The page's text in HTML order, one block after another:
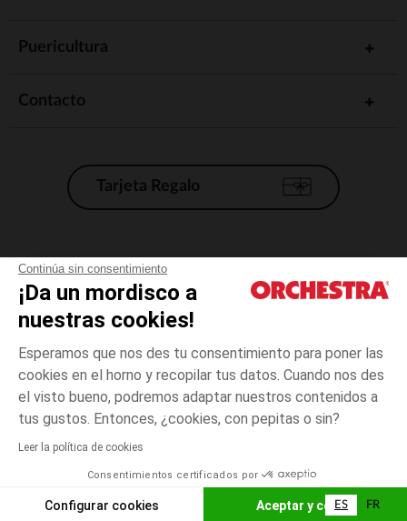
Continúa sin consentimiento
¡Da un mordisco a
nuestras cookies!
Esperamos que nos des tu consentimiento para poner las
cookies en el horno y recopilar tus datos. Cuando nos des
el visto bueno, podremos adaptar nuestros contenidos a
tus gustos. Entonces, ¿cookies, con pepitas o sin?
Leer la política de cookies
Consentimientos certificados por
Configurar cookies Aceptar y cerrar
Naranja
talla
unica
El pago medidante
ELIGE UNA TALLA
Puericultura
Contacto
Tarjeta Regalo
Condiciones generales de venta
Aviso Legal
*Condiciones de las ofertas actuales
Gestión de las cookies
Accesibilidad: no conforme
Orchestra adhiere al código de ética de la Federación Francesa de comercio
electrónico y venta a distancia (FEVAD) y al sistema de mediación de
ES FR